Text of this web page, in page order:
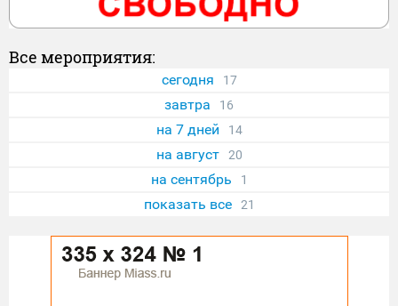
Все мероприятия:
сегодня 17
завтра 16
на 7 дней 14
на август 20
на сентябрь 1
показать все 21